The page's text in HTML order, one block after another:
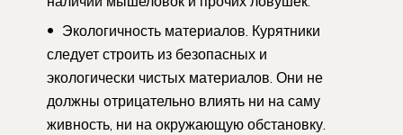
Экологичность материалов. Курятники
следует строить из безопасных и
экологически чистых материалов. Они не
должны отрицательно влиять ни на саму
живность, ни на окружающую обстановку.